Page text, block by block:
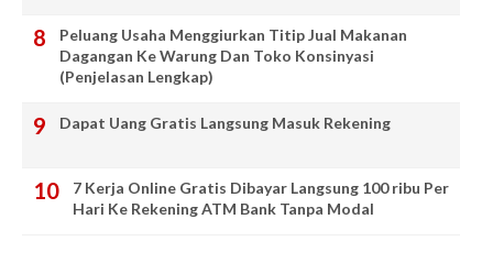
Peluang Usaha Menggiurkan Titip Jual Makanan
Dagangan Ke Warung Dan Toko Konsinyasi
(Penjelasan Lengkap)
Dapat Uang Gratis Langsung Masuk Rekening
7 Kerja Online Gratis Dibayar Langsung 100 ribu Per
Hari Ke Rekening ATM Bank Tanpa Modal